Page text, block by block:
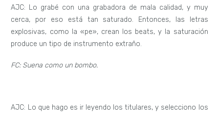
AJC: Lo grabé con una grabadora de mala calidad, y muy
cerca, por eso está tan saturado. Entonces, las letras
explosivas, como la «pe», crean los beats, y la saturación
produce un tipo de instrumento extraño.
FC: Suena como un bombo.
AJC: Lo que hago es ir leyendo los titulares, y selecciono los